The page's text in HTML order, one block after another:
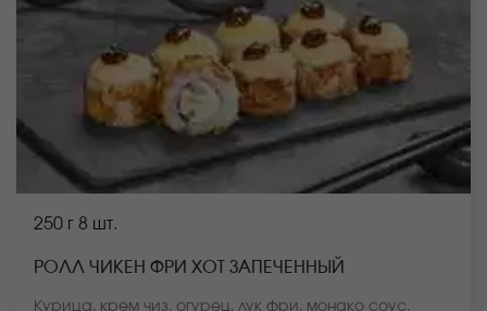
250 г 8 шт.
РОЛЛ ЧИКЕН ФРИ ХОТ ЗАПЕЧЕННЫЙ
Курица, крем чиз, огурец, лук фри, монако соус,